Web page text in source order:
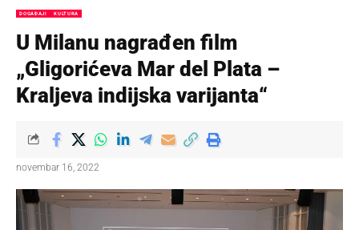
DOGAĐAJI KULTURA
U Milanu nagrađen film
„Gligorićeva Mar del Plata –
Kraljeva indijska varijanta“
novembar 16, 2022